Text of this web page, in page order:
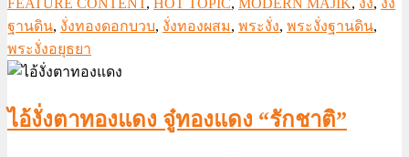
FEATURE CONTENT , HOT TOPIC, MODERN MAJIK, งั่ง, งั่ง
ฐานดิน, งั่งทองดอกบวบ, งั่งทองผสม, พระงั่ง, พระงั่งฐานดิน,
พระงั่งอยุธยา
ไอ้งั่งตาทองแดง จู๋ทองแดง “รักชาติ”